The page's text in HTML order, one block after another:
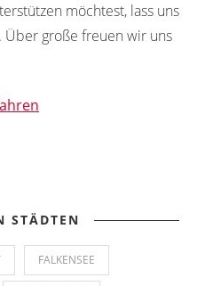
möchtest, lass uns
Über große freuen wir uns
STÄDTEN
FALKENSEE